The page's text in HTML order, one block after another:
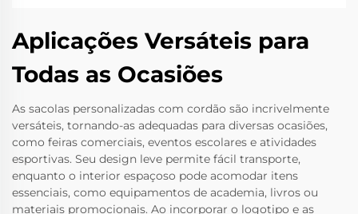
Aplicações Versáteis para
Todas as Ocasiões
As sacolas personalizadas com cordão são incrivelmente
versáteis, tornando-as adequadas para diversas ocasiões,
como feiras comerciais, eventos escolares e atividades
esportivas. Seu design leve permite fácil transporte,
enquanto o interior espaçoso pode acomodar itens
essenciais, como equipamentos de academia, livros ou
materiais promocionais. Ao incorporar o logotipo e as